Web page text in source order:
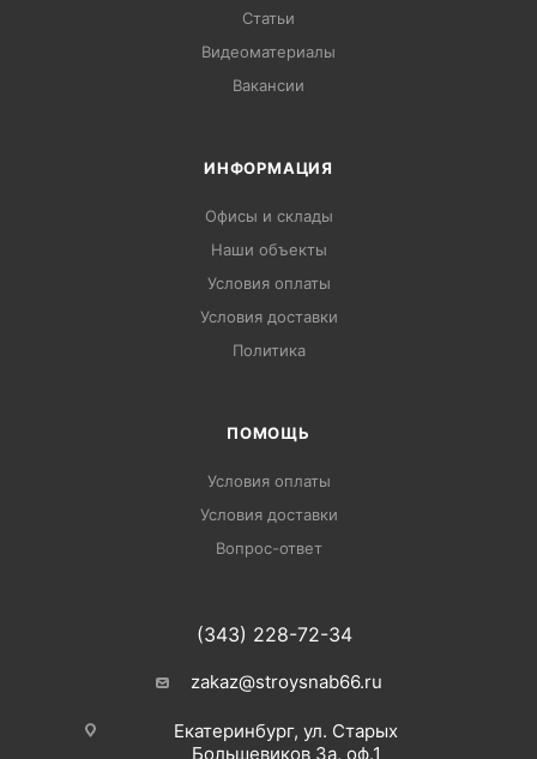
Статьи
Видеоматериалы
Вакансии
ИНФОРМАЦИЯ
Офисы и склады
Наши объекты
Условия оплаты
Условия доставки
Политика
ПОМОЩЬ
Условия оплаты
Условия доставки
Вопрос-ответ
(343) 228-72-34
zakaz@stroysnab66.ru
Екатеринбург, ул. Старых
Большевиков 3а, оф.1